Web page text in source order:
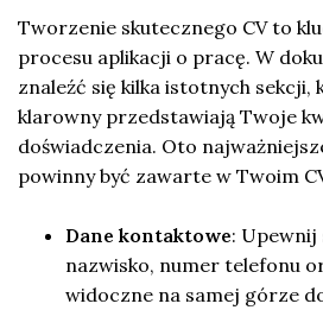
Tworzenie skutecznego CV to
procesu aplikacji o pracę. W
znaleźć się kilka istotnych sekcji,
klarowny przedstawiają Twoje
doświadczenia. Oto
powinny być zawarte w Twoim
Dane kontaktowe: Upewnij
nazwisko, numer telefonu
widoczne na samej górze